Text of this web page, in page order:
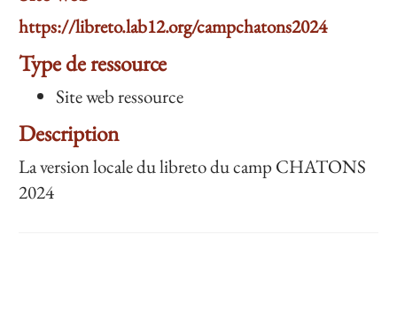
https://libreto.lab12.org/campchatons2024
Type de ressource
Site web ressource
Description
La version locale du libreto du camp CHATONS
2024